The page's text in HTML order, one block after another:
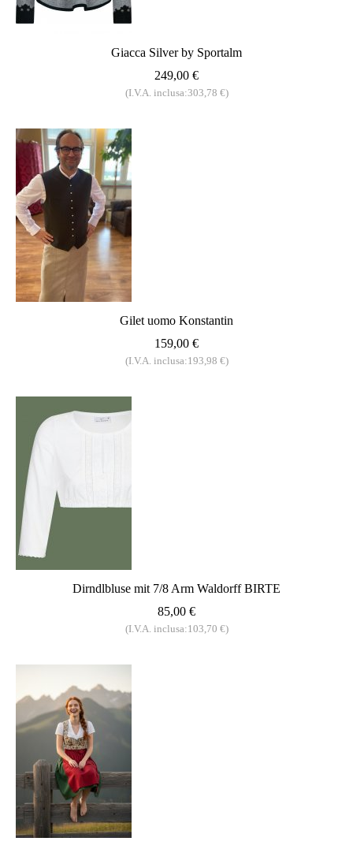
Giacca Silver by Sportalm
249,00 €
(I.V.A. inclusa:303,78 €)
Gilet uomo Konstantin
159,00 €
(I.V.A. inclusa:193,98 €)
Dirndlbluse mit 7/8 Arm Waldorff BIRTE
85,00 €
(I.V.A. inclusa:103,70 €)